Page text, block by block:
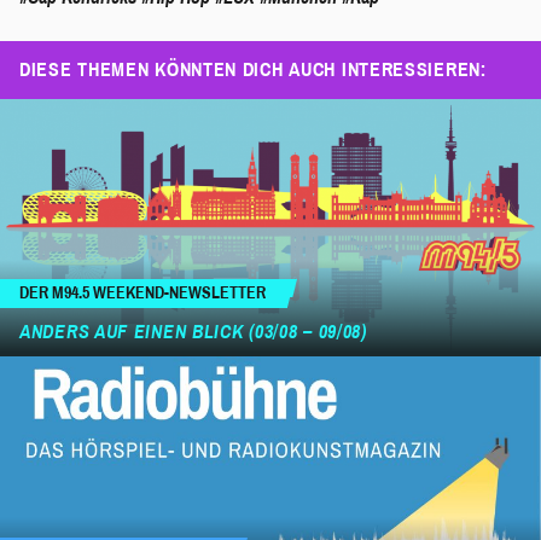
DIESE THEMEN KÖNNTEN DICH AUCH INTERESSIEREN:
DER M94.5 WEEKEND-NEWSLETTER
ANDERS AUF EINEN BLICK (03/08 – 09/08)